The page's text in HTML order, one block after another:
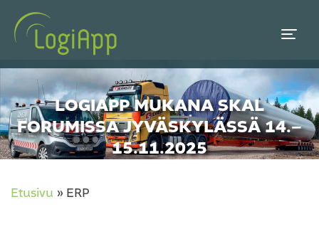
LOGIAPP MUKANA SKAL
FORUMISSA JYVÄSKYLÄSSÄ 14.–
15.11.2025
Etusivu » ERP